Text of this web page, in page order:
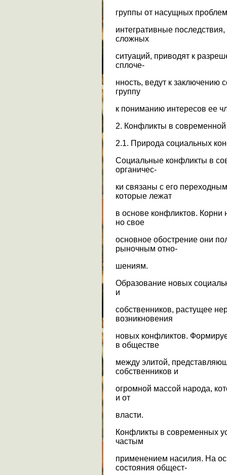
группы от насущных
интегративные
сложных
ситуаций, приводят к
сплоче-
нность, ведут к заключению
группу
к пониманию интересов ее
2. Конфликты в
2.1. Природа социальных
Социальные конфликты в
органичес-
ки связаны с его
которые лежат
в основе конфликтов.
но свое
основное обострение они
рыночным отно-
шениям.
Образование новых
и
собственников, растущее
возникновения
новых конфликтов.
в обществе
между элитой,
собственников и
огромной массой народа,
и от
власти.
Конфликты в современных
частым
применением насилия. На
состояния общест-